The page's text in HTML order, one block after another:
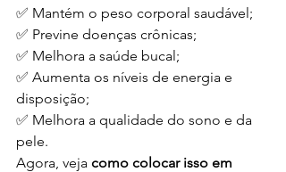
✅ Mantém o peso corporal saudável;
✅ Previne doenças crônicas;
✅ Melhora a saúde bucal;
✅ Aumenta os níveis de energia e
disposição;
✅ Melhora a qualidade do sono e da
pele.
Agora, veja como colocar isso em